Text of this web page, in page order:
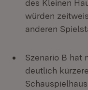
des Kleinen
würden
anderen
Szenario B hat
deutlich